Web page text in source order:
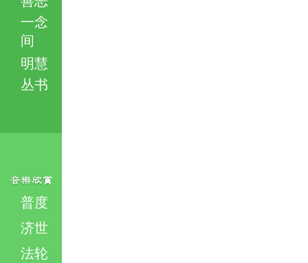
一念
间
明慧
丛书
普度
济世
法轮